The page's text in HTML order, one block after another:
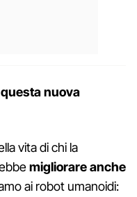
nuova
vita di chi la
migliorare anche
ai robot umanoidi: